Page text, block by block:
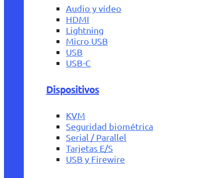
Audio y vídeo
HDMI
Lightning
Micro USB
USB
USB-C
Dispositivos
KVM
Seguridad biométrica
Serial / Parallel
Tarjetas E/S
USB y Firewire